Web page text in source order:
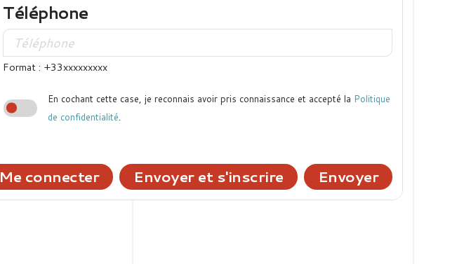
Téléphone
Format : +33xxxxxxxxx
En cochant cette case, je reconnais avoir pris connaissance et accepté la Politique
de confidentialité.
Me connecter Envoyer et s'inscrire Envoyer